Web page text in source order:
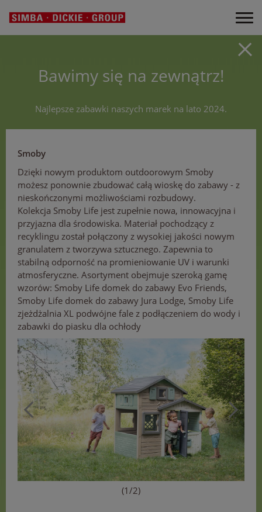
Bawimy się na zewnątrz!
Najlepsze zabawki naszych marek na lato 2024.
Smoby
Dzięki nowym produktom outdoorowym Smoby
możesz ponownie zbudować całą wioskę do zabawy - z
nieskończonymi możliwościami rozbudowy.
Kolekcja Smoby Life jest zupełnie nowa, innowacyjna i
przyjazna dla środowiska. Materiał pochodzący z
recyklingu został połączony z wysokiej jakości nowym
granulatem z tworzywa sztucznego. Zapewnia to
stabilną odporność na promieniowanie UV i warunki
atmosferyczne. Asortyment obejmuje szeroką gamę
wzorów: Smoby Life domek do zabawy Evo Friends,
Smoby Life domek do zabawy Jura Lodge, Smoby Life
zjeżdżalnia XL podwójne fale z podłączeniem do wody i
zabawki do piasku dla ochłody
(1/2)